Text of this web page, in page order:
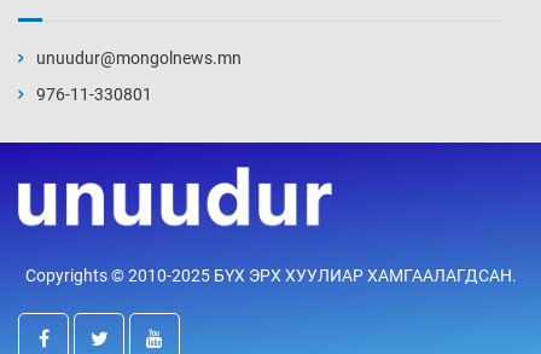
4 цаг 23 мин
4 цаг 53 мин
орнуудын тоонд багтав
5 цаг 23 мин
unuudur@mongolnews.mn
976-11-330801
Copyrights © 2010-2025 БҮХ ЭРХ ХУУЛИАР ХАМГААЛАГДСАН.